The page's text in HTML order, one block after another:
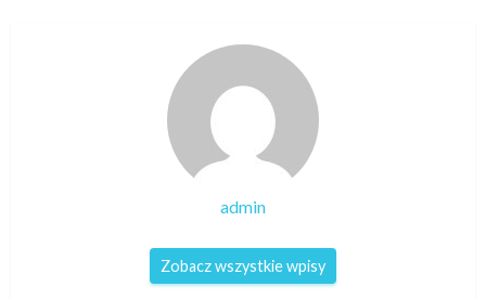
admin
Zobacz wszystkie wpisy